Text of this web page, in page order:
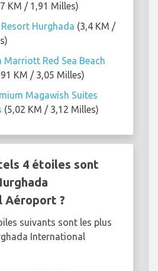
KM / 1,91 Milles)
Hurghada (3,4 KM /
Marriott Red Sea Beach
KM / 3,05 Milles)
Magawish Suites
(5,02 KM / 3,12 Milles)
4 étoiles sont
Aéroport ?
suivants sont les plus
International